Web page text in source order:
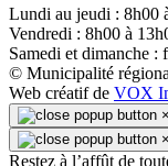
Lundi au jeudi : 8h00
Vendredi : 8h00 à
Samedi et dimanche :
© Municipalité
Web créatif de VOX
×
×
Restez à l’affût de